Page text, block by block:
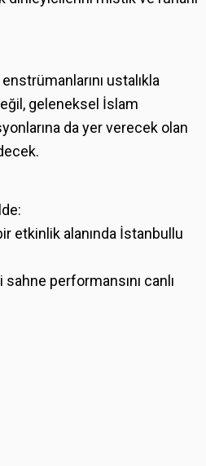
ustalıkla
geleneksel İslam
da yer verecek olan
etkinlik alanında İstanbullu
performansını canlı